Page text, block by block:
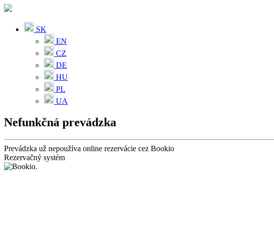
SK
EN
CZ
DE
HU
PL
UA
Nefunkčná prevádzka
Prevádzka už nepoužíva online rezervácie cez Bookio
Rezervačný systém